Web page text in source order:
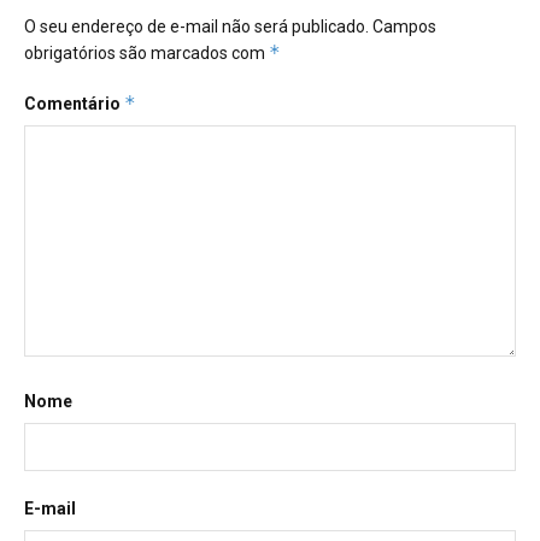
O seu endereço de e-mail não será publicado. Campos
obrigatórios são marcados com *
Comentário *
Nome
E-mail